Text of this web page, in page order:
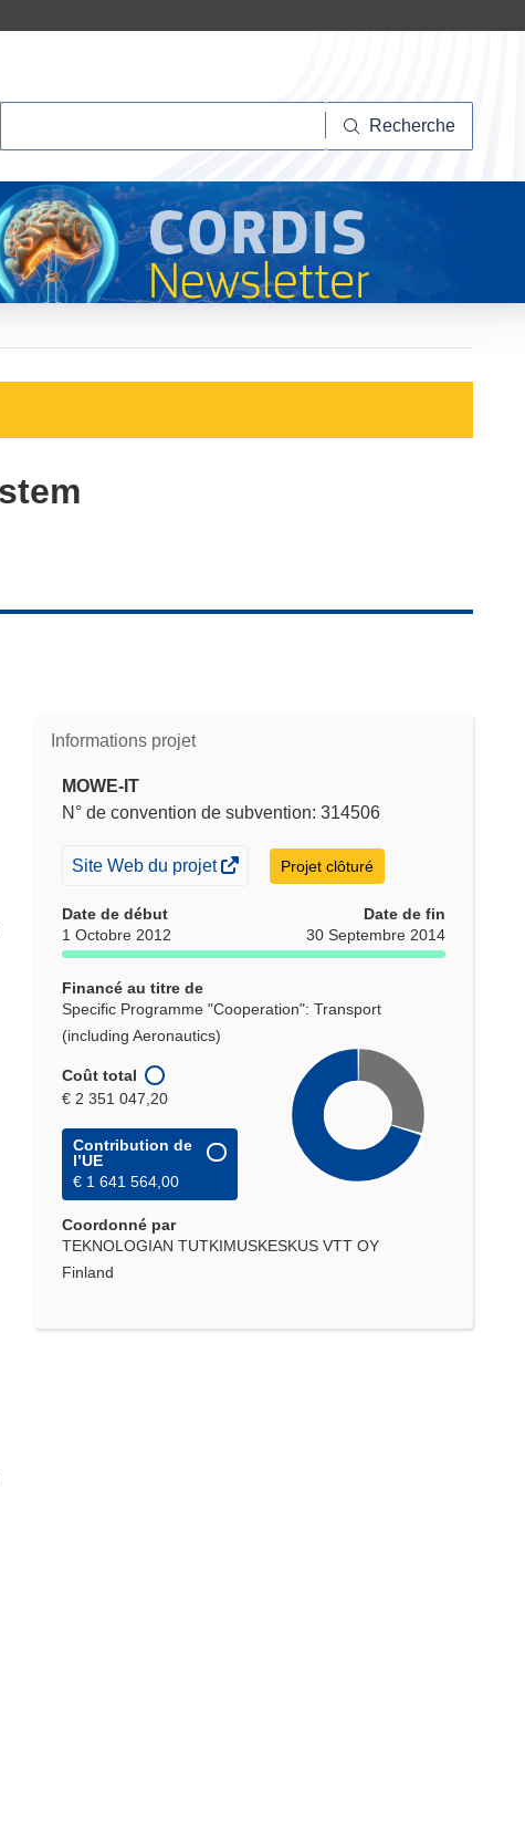
Recherche
Informations projet
MOWE-IT
N° de convention de subvention: 314506
(s’ouvre
une
nouvelle
Site Web du projet Projet clôturé
Date de début
1 Octobre 2012
Date de fin
30 Septembre 2014
Financé au titre de
Specific Programme "Cooperation": Transport
(including Aeronautics)
Coût total
€ 2 351 047,20
Contribution de
l’UE
€ 1 641 564,00
Coordonné par
TEKNOLOGIAN TUTKIMUSKESKUS VTT OY
Finland